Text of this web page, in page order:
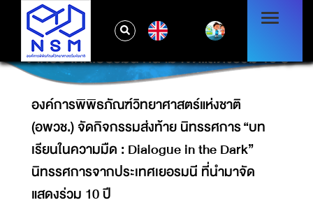
องค์การพิพิธภัณฑ์วิทยาศาสตร์แห่งชาติ (อพวช.)
จัดกิจกรรมส่งท้าย นิทรรศการ “บทเรียนในความ
มืด : DIALOGUE IN THE DARK” นิทรรศการ
จากประเทศเยอรมนี ที่นำมาจัดแสดงร่วม 10 ปี
องค์การพิพิธภัณฑ์วิทยาศาสตร์แห่งชาติ
(อพวช.) จัดกิจกรรมส่งท้าย นิทรรศการ “บท
เรียนในความมืด : Dialogue in the Dark”
นิทรรศการจากประเทศเยอรมนี ที่นำมาจัด
แสดงร่วม 10 ปี